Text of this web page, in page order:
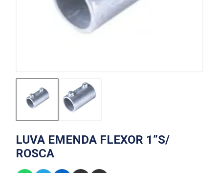
LUVA EMENDA FLEXOR 1”S/
ROSCA